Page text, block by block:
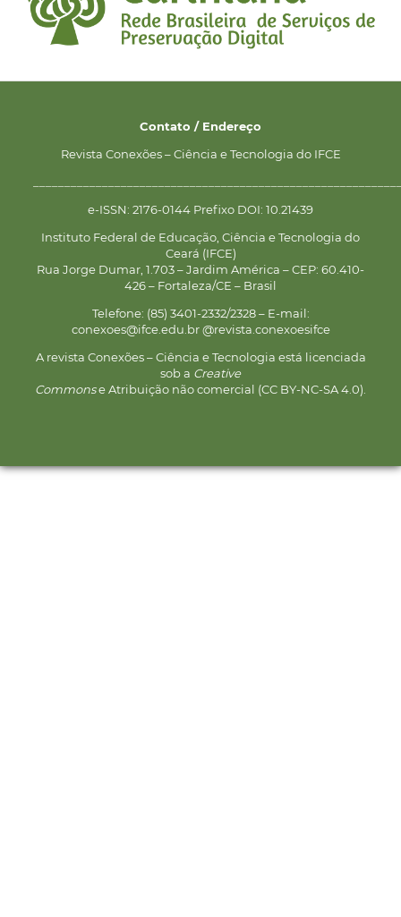
Contato / Endereço
Revista Conexões – Ciência e Tecnologia do IFCE
e-ISSN: 2176-0144 Prefixo DOI: 10.21439
Instituto Federal de Educação, Ciência e Tecnologia do
Ceará (IFCE)
Rua Jorge Dumar, 1.703 – Jardim América – CEP: 60.410-
426 – Fortaleza/CE – Brasil
Telefone: (85) 3401-2332/2328 – E-mail:
conexoes@ifce.edu.br @revista.conexoesifce
A revista Conexões – Ciência e Tecnologia está licenciada
sob a Creative
Commonse Atribuição não comercial (CC BY-NC-SA 4.0).